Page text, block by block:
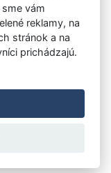
republiky
vám
reklamy, na
stránok a na
prichádzajú.